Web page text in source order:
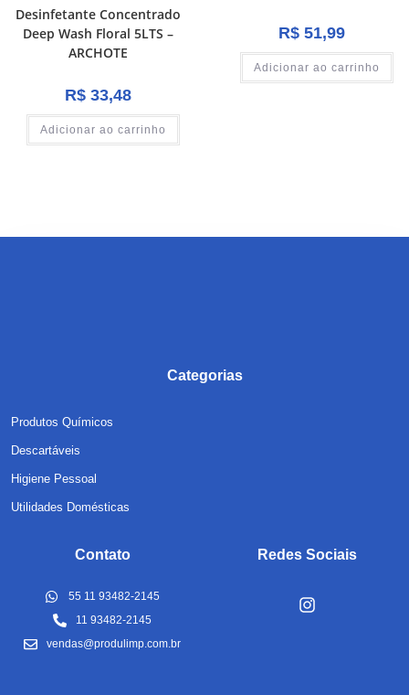
Desinfetante Concentrado
Deep Wash Floral 5LTS –
ARCHOTE
R$33,48
Adicionar ao carrinho
R$51,99
Adicionar ao carrinho
Categorias
Produtos Químicos
Descartáveis
Higiene Pessoal
Utilidades Domésticas
Contato
55 11 93482-2145
11 93482-2145
vendas@produlimp.com.br
Redes Sociais